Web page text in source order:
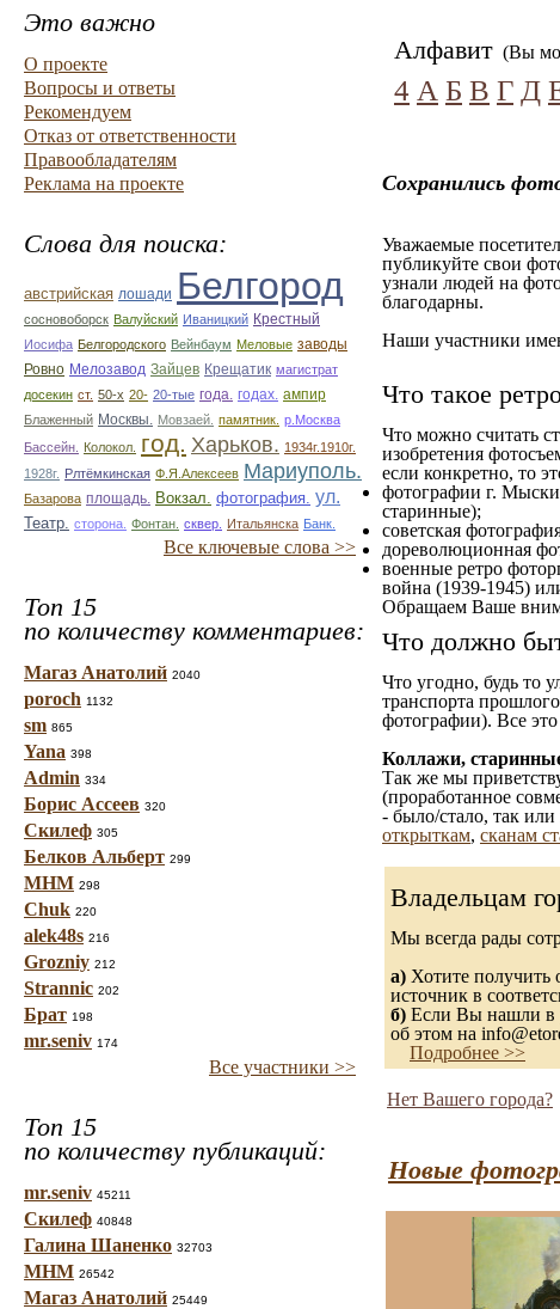
Это важно
О проекте
Вопросы и ответы
Рекомендуем
Отказ от ответственности
Правообладателям
Реклама на проекте
Слова для поиска:
австрийская лошади Белгород
сосновоборск Валуйский Иваницкий Крестный
Иосифа Белгородского Вейнбаум Меловые заводы
Ровно Мелозавод Зайцев Крещатик магистрат
досекин ст. 50-х 20- 20-тые года. годах. ампир
Блаженный Москвы. Мовзаей. памятник. р.Москва
Бассейн.
Колокол. год. Харьков. 1934г.1910г.
1928г. Рлтёмкинская Ф.Я.Алексеев Мариуполь.
Базарова площадь. Вокзал. фотография. ул.
Театр. сторона. Фонтан. сквер. Итальянска Банк.
Все ключевые слова >>
Топ 15
по количеству комментариев:
Магаз Анатолий 2040
poroch 1132
sm 865
Yana 398
Admin 334
Борис Ассеев 320
Скилеф 305
Белков Альберт 299
МНМ 298
Chuk 220
alek48s 216
Grozniy 212
Strannic 202
Брат 198
mr.seniv 174
Все участники >>
Топ 15
по количеству публикаций:
mr.seniv 45211
Скилеф 40848
Галина Шаненко 32703
МНМ 26542
Магаз Анатолий 25449
Алфавит (Вы
4 А Б В Г Д
Сохранились
Уважаемые
публикуйте свои
узнали людей на
благодарны.
Наши участники
Что такое
Что можно считать
изобретения
если конкретно, то
фотографии г. Мыски
старинные);
советская
дореволюционная
военные ретро
война (1939-1945)
Обращаем Ваше
Что должно
Что угодно, будь то
транспорта
фотографии). Все
Коллажи,
Так же мы
(проработанное
- было/стало, так
открыткам, сканам
Владельцам
Мы всегда рады
а) Хотите получить
источник в
б) Если Вы нашли в
об этом на
Подробнее >>
Нет Вашего города?
Новые